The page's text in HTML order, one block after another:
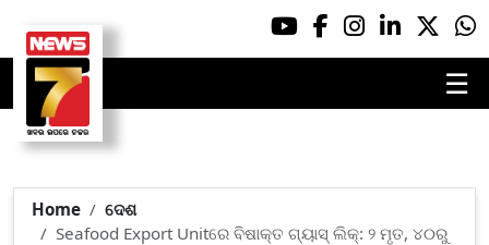
☰
Home
ଦେଶ
Seafood Export Unitରେ ବିଷାକ୍ତ ଗ୍ୟାସ୍ ଲିକ୍: ୨ ମୃତ, ୪୦ରୁ